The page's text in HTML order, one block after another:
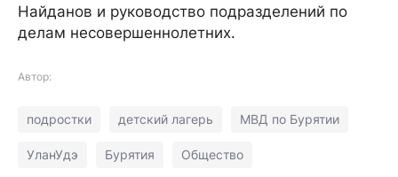
Найданов и руководство подразделений по
делам несовершеннолетних.
Автор:
подростки детский лагерь МВД по Бурятии
УланУдэ Бурятия Общество